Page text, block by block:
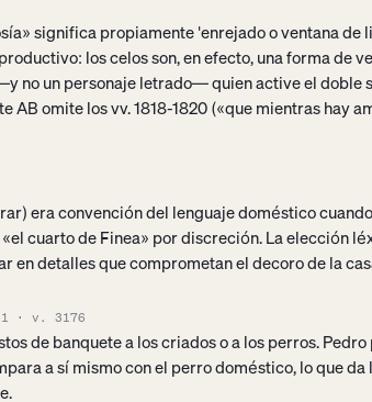
significa propiamente 'enrejado o ventana de
los celos son, en efecto, una forma de
no un personaje letrado— quien active el doble
AB omite los vv. 1818-1820 («que mientras hay
era convención del lenguaje doméstico
cuarto de Finea» por discreción. La elección
en detalles que comprometan el decoro de la
· v. 3176
de banquete a los criados o a los perros.
a sí mismo con el perro doméstico, lo que